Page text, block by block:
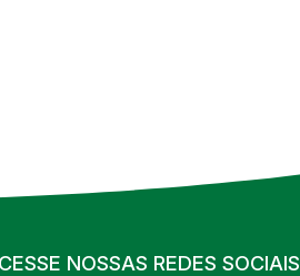
NOSSAS REDES SOCIAIS